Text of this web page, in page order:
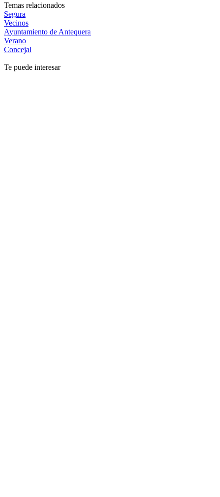
Temas relacionados
Segura
Vecinos
Ayuntamiento de Antequera
Verano
Concejal
Te puede interesar